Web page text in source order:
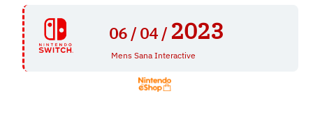
06 / 04 / 2023
Mens Sana Interactive